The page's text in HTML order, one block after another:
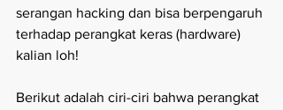
serangan hacking dan bisa berpengaruh
terhadap perangkat keras (hardware)
kalian loh!
Berikut adalah ciri-ciri bahwa perangkat